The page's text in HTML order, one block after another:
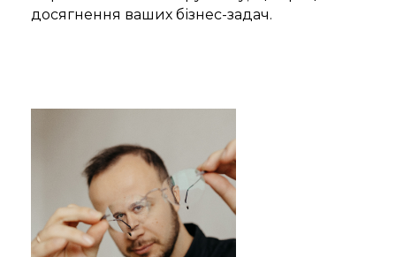
досягнення ваших бізнес-задач.